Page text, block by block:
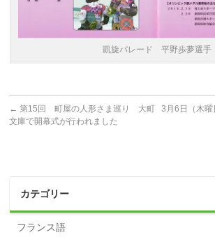
凱旋パレード 平野歩夢選手
← 第15回 町屋の人形さま巡り 大町
文庫で開幕式が行われました
3月6日（木
カテゴリー
フランス語